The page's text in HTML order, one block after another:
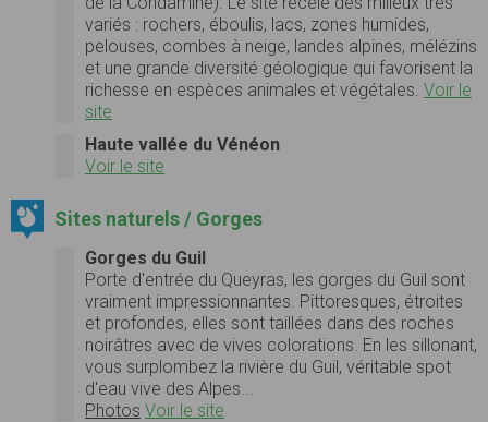
variés : rochers, éboulis, lacs, zones humides,
pelouses, combes à neige, landes alpines, mélézins
et une grande diversité géologique qui favorisent la
richesse en espèces animales et végétales. Voir le
site
Haute vallée du Vénéon
Voir le site
Sites naturels / Gorges
Gorges du Guil
Porte d'entrée du Queyras, les gorges du Guil sont
vraiment impressionnantes. Pittoresques, étroites
et profondes, elles sont taillées dans des roches
noirâtres avec de vives colorations. En les sillonant,
vous surplombez la rivière du Guil, véritable spot
d'eau vive des Alpes...
Photos Voir le site